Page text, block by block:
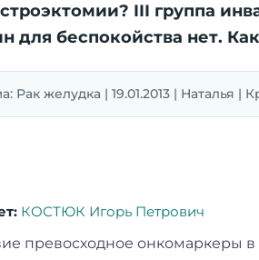
III группа
для беспокойства нет.
Рак желудка | 19.01.2013 | Наталья |
КОСТЮК Игорь Петрович
превосходное онкомаркеры